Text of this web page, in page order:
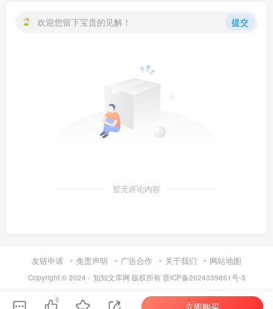
第6页 / 共43页
欢迎您留下宝贵的见解！ 提交
暂无评论内容
友链申请 免责声明 广告合作 关于我们 网站地图
Copyright © 2024 · 知知文库网 版权所有晋ICP备2024039851号-3
6
立即购买